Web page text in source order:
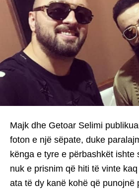
Majk dhe Getoar Selimi
foton e një sëpate, duke
kënga e tyre e përbashkët ishte
nuk e prisnim që hiti të vinte
ata të dy kanë kohë që punojnë